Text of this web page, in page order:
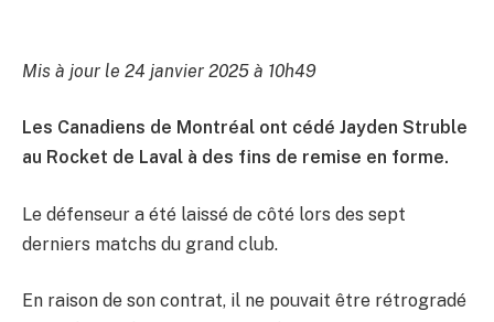
Mis à jour le 24 janvier 2025 à 10h49
Les Canadiens de Montréal ont cédé Jayden Struble
au Rocket de Laval à des fins de remise en forme.
Le défenseur a été laissé de côté lors des sept
derniers matchs du grand club.
En raison de son contrat, il ne pouvait être rétrogradé